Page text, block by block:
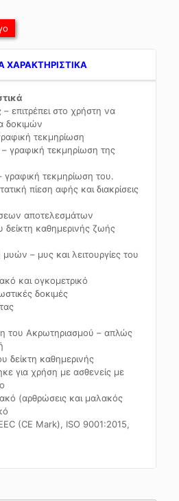
ΧΑΡΑΚΤΗΡΙΣΤΙΚΑ
επιτρέπει στο χρήστη να
δοκιμών
τεκμηρίωση
γραφική τεκμηρίωση της
γραφική τεκμηρίωση του.
πίεση αφής και διακρίσεις
αποτελεσμάτων
δείκτη καθημερινής ζωής
μυών – μυς και λειτουργίες του
και ογκομετρικό
δοκιμές
του Ακρωτηριασμού – απλώς
δείκτη καθημερινής
για χρήση με ασθενείς με
(αρθρώσεις και μαλακός
(CE Mark), ISO 9001:2015,